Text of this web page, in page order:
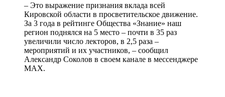
– Это выражение признания вклада всей
Кировской области в просветительское движение.
За 3 года в рейтинге Общества «Знание» наш
регион поднялся на 5 место – почти в 35 раз
увеличили число лекторов, в 2,5 раза –
мероприятий и их участников, – сообщил
Александр Соколов в своем канале в мессенджере
МАХ.